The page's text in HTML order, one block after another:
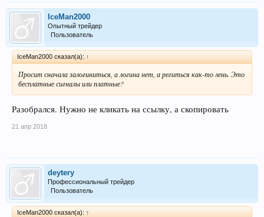
IceMan2000
Опытный трейдер
Пользователь
IceMan2000 сказал(а): ↑
Просит сначала залогиниться, а логина нет, а региться как-то лень. Это
бесплатные сигналы или платные?
Разобрался. Нужно не кликать на ссылку, а скопировать
21 апр 2018
deytery
Профессиональный трейдер
Пользователь
IceMan2000 сказал(а): ↑